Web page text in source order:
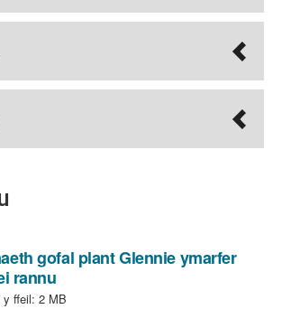
gofal plant Glennie ymarfer
rannu,
math
y ffeil: 2 MB